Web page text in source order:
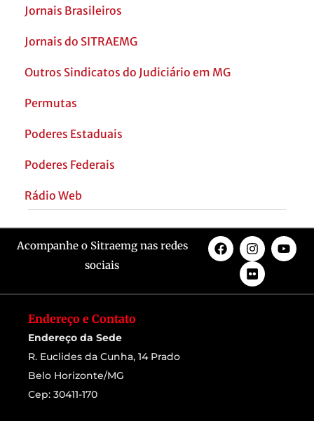
Jornais Brasileiros
Jornais do SITRAEMG
Outros Sindicatos do Judiciário em MG
Permutas
Poderes Estaduais
Poderes Federais
Rádio Web
Acompanhe o Sitraemg nas redes
sociais
Endereço e Contato
Endereço da Sede
R. Euclides da Cunha, 14 Prado
Belo Horizonte/MG
Cep: 30411-170